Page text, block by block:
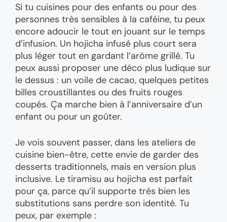
Si tu cuisines pour des enfants ou pour des
personnes très sensibles à la caféine, tu peux
encore adoucir le tout en jouant sur le temps
d’infusion. Un hojicha infusé plus court sera
plus léger tout en gardant l’arôme grillé. Tu
peux aussi proposer une déco plus ludique sur
le dessus : un voile de cacao, quelques petites
billes croustillantes ou des fruits rouges
coupés. Ça marche bien à l’anniversaire d’un
enfant ou pour un goûter.
Je vois souvent passer, dans les ateliers de
cuisine bien-être, cette envie de garder des
desserts traditionnels, mais en version plus
inclusive. Le tiramisu au hojicha est parfait
pour ça, parce qu’il supporte très bien les
substitutions sans perdre son identité. Tu
peux, par exemple :